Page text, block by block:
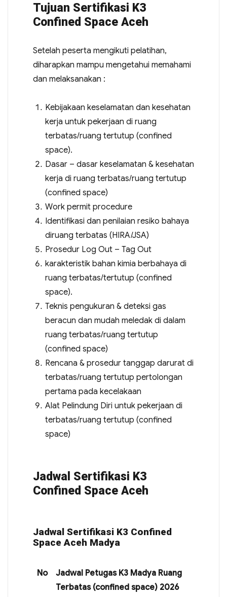
Tujuan Sertifikasi K3
Confined Space Aceh
Setelah peserta mengikuti pelatihan,
diharapkan mampu mengetahui memahami
dan melaksanakan :
Kebijakaan keselamatan dan kesehatan
kerja untuk pekerjaan di ruang
terbatas/ruang tertutup (confined
space).
Dasar – dasar keselamatan & kesehatan
kerja di ruang terbatas/ruang tertutup
(confined space)
Work permit procedure
Identifikasi dan penilaian resiko bahaya
diruang terbatas (HIRA/JSA)
Prosedur Log Out – Tag Out
karakteristik bahan kimia berbahaya di
ruang terbatas/tertutup (confined
space).
Teknis pengukuran & deteksi gas
beracun dan mudah meledak di dalam
ruang terbatas/ruang tertutup
(confined space)
Rencana & prosedur tanggap darurat di
terbatas/ruang tertutup pertolongan
pertama pada kecelakaan
Alat Pelindung Diri untuk pekerjaan di
terbatas/ruang tertutup (confined
space)
Jadwal Sertifikasi K3
Confined Space Aceh
Jadwal Sertifikasi K3 Confined
Space Aceh Madya
No
Jadwal Petugas K3 Madya Ruang
Terbatas (confined space) 2026